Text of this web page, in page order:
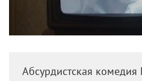
Абсурдистская